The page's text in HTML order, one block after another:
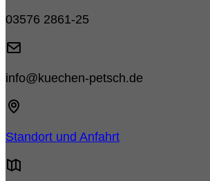
03576 2861-25
info@kuechen-petsch.de
Standort und Anfahrt